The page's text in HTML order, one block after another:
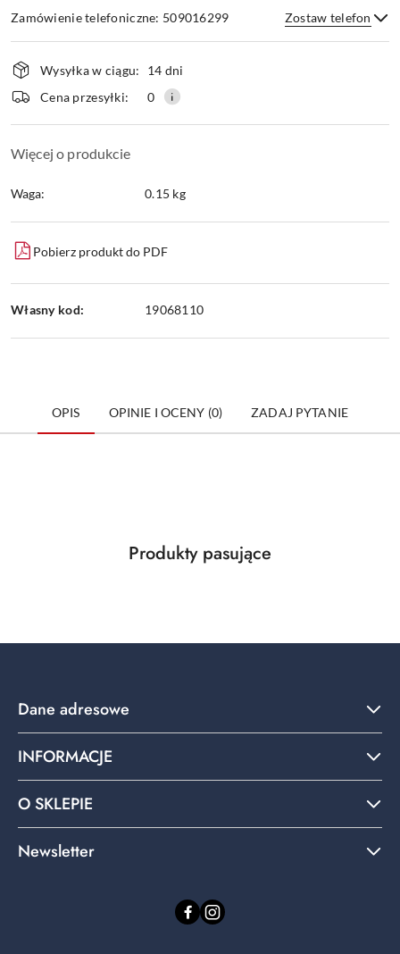
Zamówienie telefoniczne: 509016299 Zostaw telefon
Wyślij
Dostępność
i
dostawa
Wysyłka w ciągu:
14 dni
Cena przesyłki:
0
Więcej o produkcie
Waga: 0.15 kg
Pobierz produkt do PDF
Własny kod: 19068110
OPIS OPINIE I OCENY (0) ZADAJ PYTANIE
Pomiń karuzelę produktów
Produkty
Produkty pasujące
Dane adresowe
INFORMACJE
O SKLEPIE
Newsletter